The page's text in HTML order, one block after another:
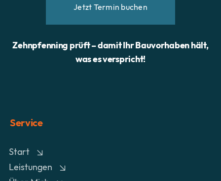
Jetzt Termin buchen
Zehnpfenning prüft – damit Ihr Bauvorhaben hält,
was es verspricht!
Service
Start
Leistungen